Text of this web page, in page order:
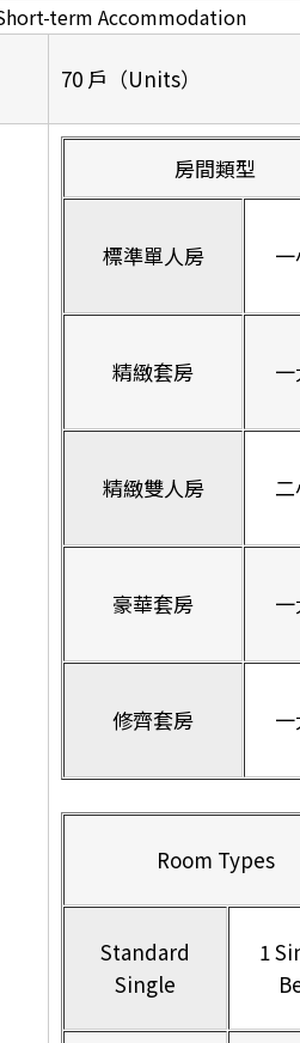
term Accommodation
70 戶（Units）
房間類型
標準單人房
精緻套房
精緻雙人房
豪華套房
修齊套房
Room Types
Standard
Single
1